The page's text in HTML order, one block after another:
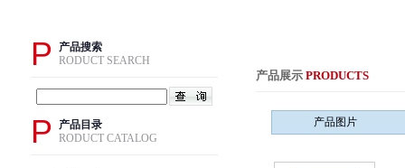
P
产品搜索
RODUCT SEARCH
P
产品目录
RODUCT CATALOG
产品展示 PRODUCTS
产品图片